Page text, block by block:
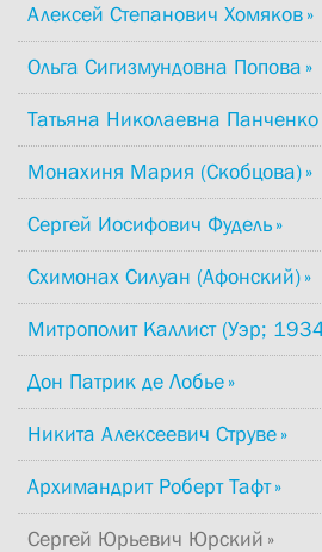
Алексей Степанович Хомяков
Ольга Сигизмундовна Попова
Татьяна Николаевна Панченко
Монахиня Мария (Скобцова)
Сергей Иосифович Фудель
Схимонах Силуан (Афонский)
Митрополит Каллист (Уэр;
Дон Патрик де Лобье
Никита Алексеевич Струве
Архимандрит Роберт Тафт
Сергей Юрьевич Юрский